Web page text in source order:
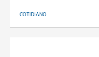
COTIDIANO